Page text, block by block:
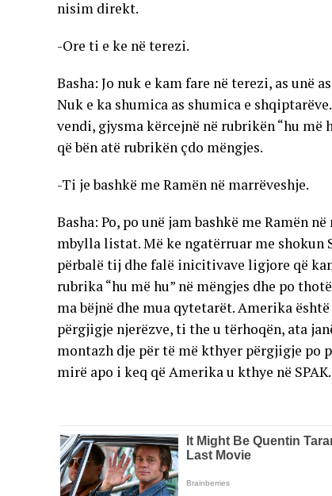
nisim direkt.
-Ore ti e ke në terezi.
Basha: Jo nuk e kam fare në terezi, as unë
Nuk e ka shumica as shumica e
vendi, gjysma kërcejnë në rubrikën “hu
që bën atë rubrikën çdo mëngjes.
-Ti je bashkë me Ramën në marrëveshje.
Basha: Po, po unë jam bashkë me Ramën
mbylla listat. Më ke ngatërruar me shokun
përbalë tij dhe falë inicitivave ligjore që
rubrika “hu më hu” në mëngjes dhe po
ma bëjnë dhe mua qytetarët. Amerika
përgjigje njerëzve, ti the u tërhoqën, ata
montazh dje për të më kthyer përgjigje po
mirë apo i keq që Amerika u kthye në SPAK.